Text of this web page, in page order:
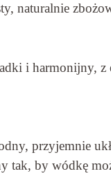
naturalnie
i harmonijny, z
przyjemnie
tak, by wódkę